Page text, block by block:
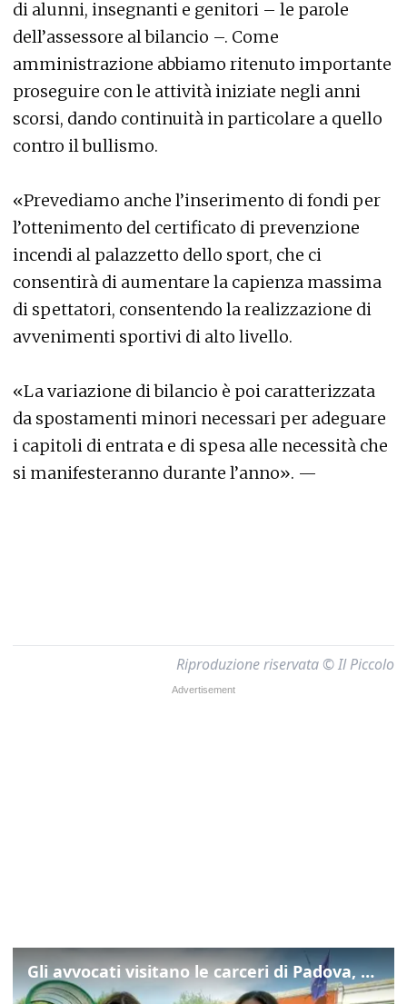
di alunni, insegnanti e genitori – le parole
dell’assessore al bilancio –. Come
amministrazione abbiamo ritenuto importante
proseguire con le attività iniziate negli anni
scorsi, dando continuità in particolare a quello
contro il bullismo.
«Prevediamo anche l’inserimento di fondi per
l’ottenimento del certificato di prevenzione
incendi al palazzetto dello sport, che ci
consentirà di aumentare la capienza massima
di spettatori, consentendo la realizzazione di
avvenimenti sportivi di alto livello.
«La variazione di bilancio è poi caratterizzata
da spostamenti minori necessari per adeguare
i capitoli di entrata e di spesa alle necessità che
si manifesteranno durante l’anno». —
Riproduzione riservata © Il Piccolo
Gli avvocati visitano le carceri di Padova, ecco cosa hanno trovato